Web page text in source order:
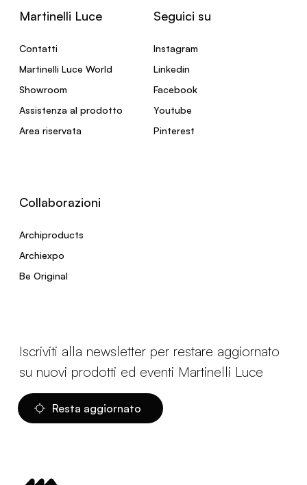
Martinelli Luce
Contatti
Martinelli Luce World
Showroom
Assistenza al prodotto
Area riservata
Seguici su
Instagram
Linkedin
Facebook
Youtube
Pinterest
Collaborazioni
Archiproducts
Archiexpo
Be Original
Iscriviti alla newsletter per restare aggiornato
su nuovi prodotti ed eventi Martinelli Luce
Resta aggiornato